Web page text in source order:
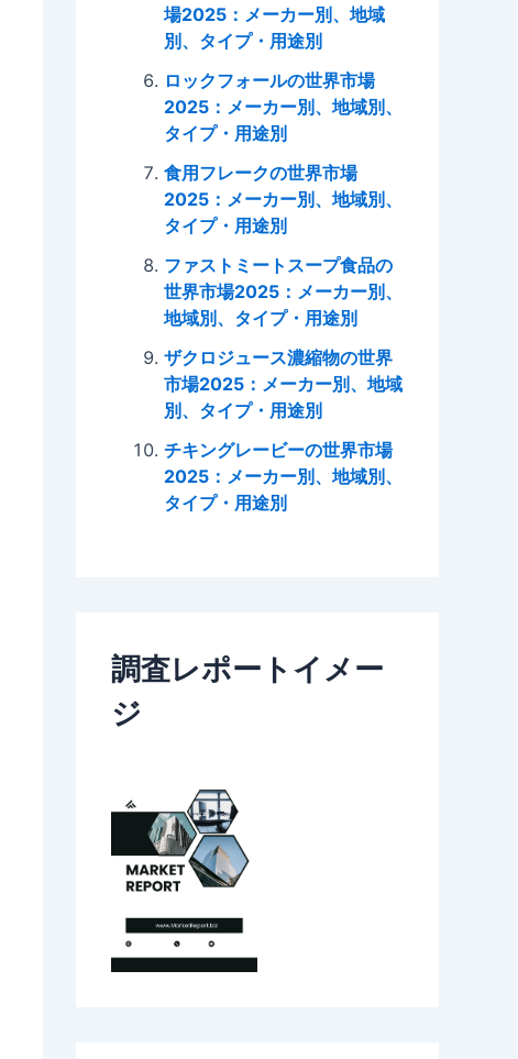
場2025：メーカー別、地域
別、タイプ・用途別
ロックフォールの世界市場
2025：メーカー別、地域別、
タイプ・用途別
食用フレークの世界市場
2025：メーカー別、地域別、
タイプ・用途別
ファストミートスープ食品の
世界市場2025：メーカー別、
地域別、タイプ・用途別
ザクロジュース濃縮物の世界
市場2025：メーカー別、地域
別、タイプ・用途別
チキングレービーの世界市場
2025：メーカー別、地域別、
タイプ・用途別
調査レポートイメー
ジ